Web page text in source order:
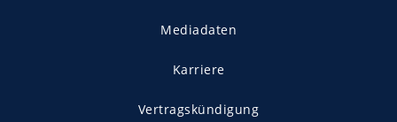
Mediadaten
Karriere
Vertragskündigung